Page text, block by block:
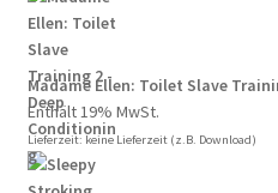
Madame Ellen: Toilet Slave
Enthält 19% MwSt.
Lieferzeit: keine Lieferzeit (z.B. Download)